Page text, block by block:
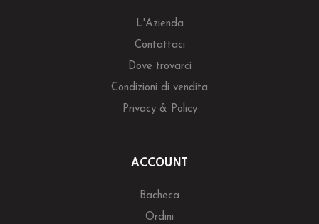
L'Azienda
Contattaci
Dove trovarci
Condizioni di vendita
Privacy & Policy
ACCOUNT
Bacheca
Ordini